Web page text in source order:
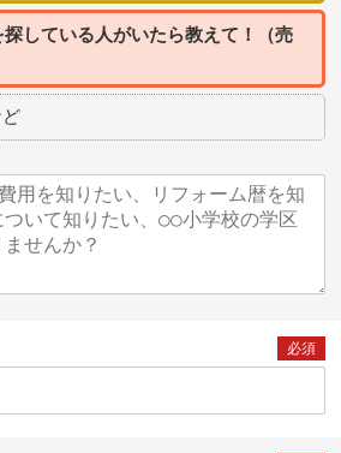
している人がいたら教えて！（売
必須